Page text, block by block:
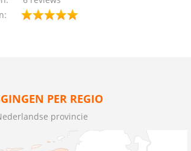
PER REGIO
provincie